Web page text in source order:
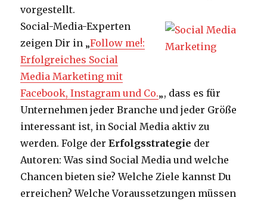
vorgestellt.
Social-Media-Experten
zeigen Dir in „Follow me!:
Erfolgreiches Social
Media Marketing mit
Facebook, Instagram und Co.„, dass es für
Unternehmen jeder Branche und jeder Größe
interessant ist, in Social Media aktiv zu
werden. Folge derErfolgsstrategie der
Autoren: Was sind Social Media und welche
Chancen bieten sie? Welche Ziele kannst Du
erreichen? Welche Voraussetzungen müssen